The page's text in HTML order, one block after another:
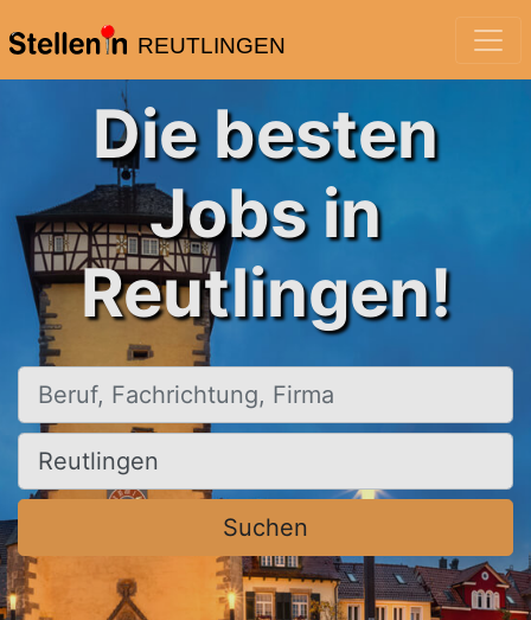
REUTLINGEN
Die besten
Jobs in
Reutlingen!
Beruf, Fachrichtung, Firma
Ort, Stadt
Suchen